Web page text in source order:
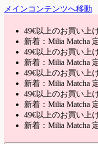
メインコンテンツへ移動
49€以上のお買い上
新着：Milia Matcha
49€以上のお買い上
新着：Milia Matcha
49€以上のお買い上
新着：Milia Matcha
49€以上のお買い上
新着：Milia Matcha
49€以上のお買い上
新着：Milia Matcha